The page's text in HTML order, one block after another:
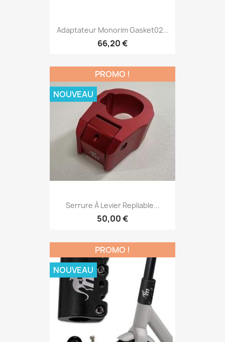
Adaptateur Monorim Gasket02...
66,20 €
Serrure À Levier Repliable...
50,00 €
PROMO !
NOUVEAU
PROMO !
NOUVEAU